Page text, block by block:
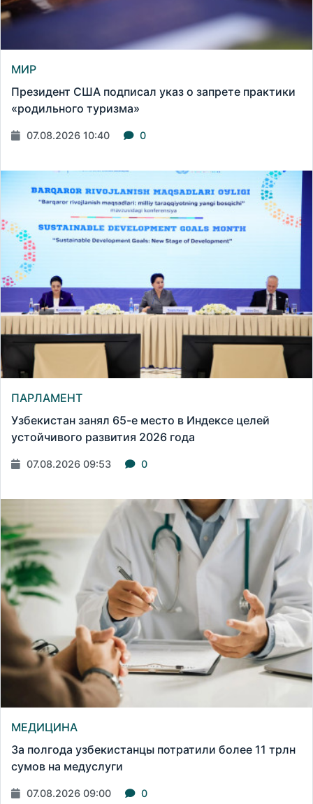
МИР
Президент США подписал указ о запрете практики
«родильного туризма»
07.08.2026 10:40 0
ПАРЛАМЕНТ
Узбекистан занял 65-е место в Индексе целей
устойчивого развития 2026 года
07.08.2026 09:53 0
МЕДИЦИНА
За полгода узбекистанцы потратили более 11 трлн
сумов на медуслуги
07.08.2026 09:00 0